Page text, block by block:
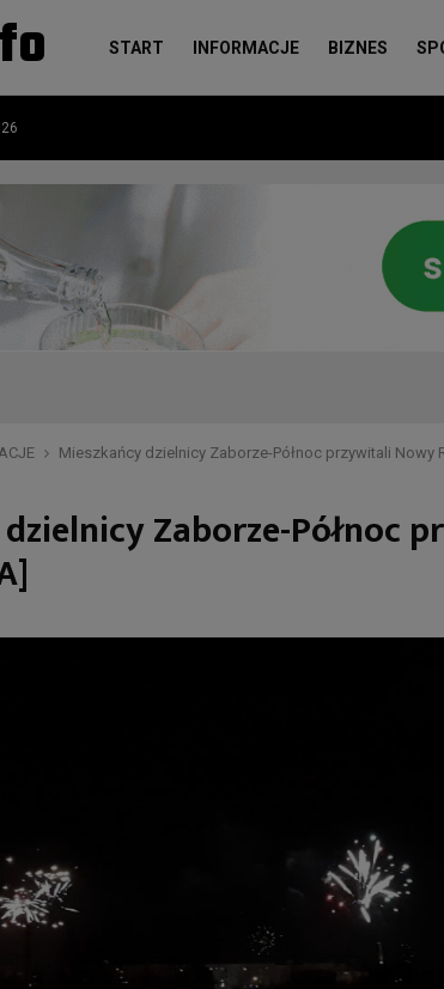
START INFORMACJE BIZNES
Mieszkańcy dzielnicy Zaborze-Północ przywitali Nowy
Zaborze-Północ